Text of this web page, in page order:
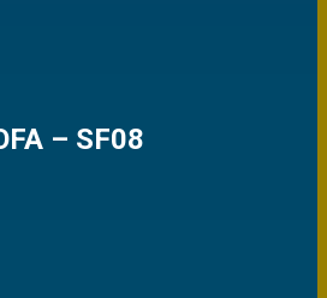
– SF08